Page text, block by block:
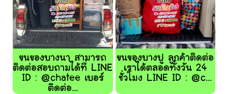
ขนของบางนา สามารถ
ติดต่อสอบถามได้ที่ LINE
ID : @chatee เบอร์
ติดต่อ...
ขนของบางปู ลูกค้าติดต่อ
เราได้ตลอดทั้งวัน 24
ชั่วโมง LINE ID : @c...